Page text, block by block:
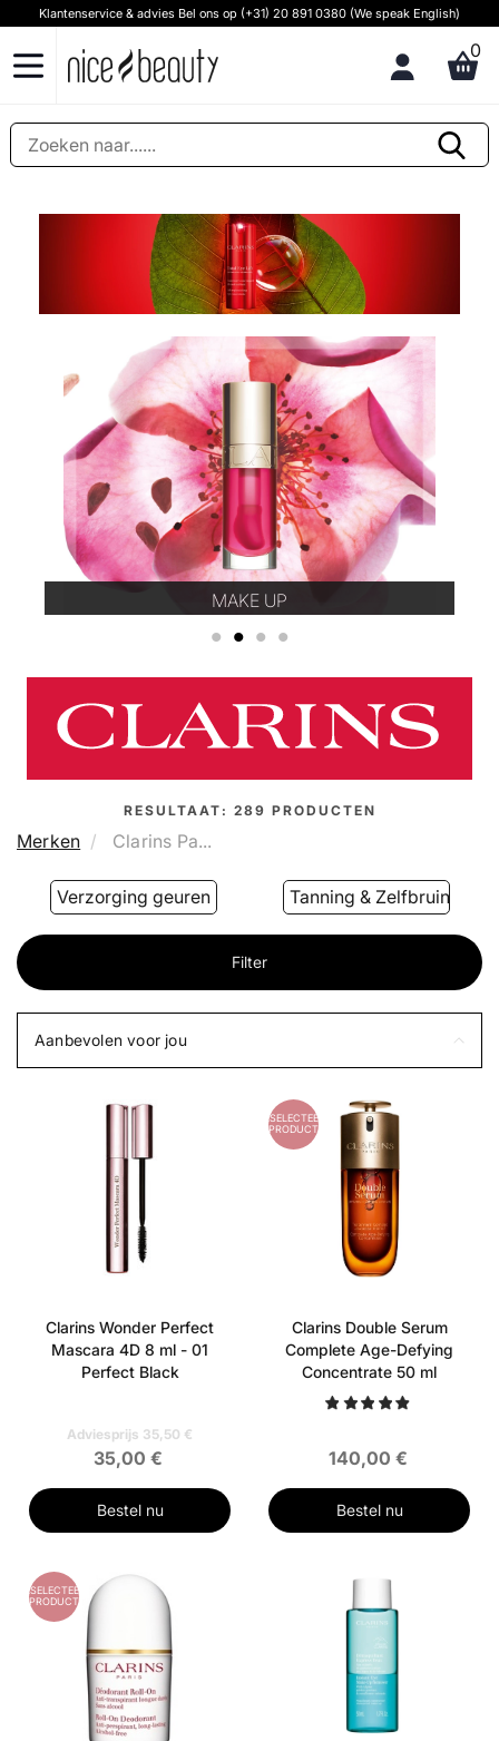
Klantenservice & advies Bel ons op (+31) 20 891 0380 (We speak English)
0
MAKE UP
1 2 3 4
RESULTAAT: 289 PRODUCTEN
Merken Clarins Pa...
Verzorging geuren Tanning & Zelfbruiner
Filter
Aanbevolen voor jou
Clarins Wonder Perfect
Mascara 4D 8 ml - 01
Perfect Black
Adviesprijs 35,50 €
35,00 €
Bestel nu
GESELECTEERD
PRODUCT
Clarins Double Serum
Complete Age-Defying
Concentrate 50 ml
140,00 €
Bestel nu
GESELECTEERD
PRODUCT